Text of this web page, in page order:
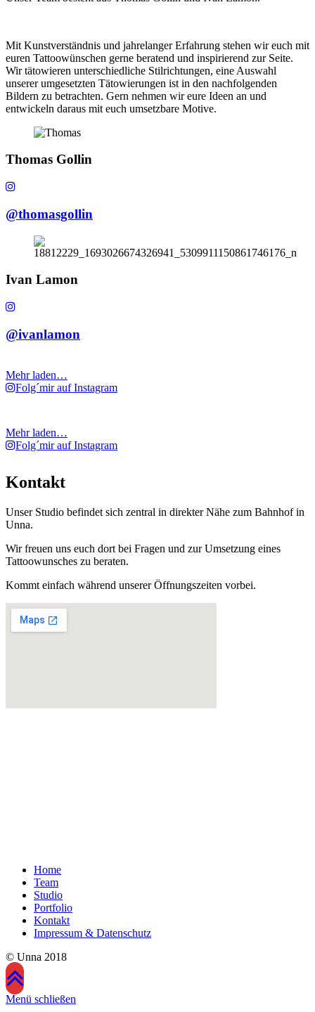
Mit Kunstverständnis und jahrelanger Erfahrung stehen wir euch mit
euren Tattoowünschen gerne beratend und inspirierend zur Seite.
Wir tätowieren unterschiedliche Stilrichtungen, eine Auswahl
unserer umgesetzten Tätowierungen ist in den nachfolgenden
Bildern zu betrachten. Gern nehmen wir eure Ideen an und
entwickeln daraus mit euch umsetzbare Motive.
Thomas Gollin
@thomasgollin
Ivan Lamon
@ivanlamon
Mehr laden…
Folg´mir auf Instagram
Mehr laden…
Folg´mir auf Instagram
Kontakt
Unser Studio befindet sich zentral in direkter Nähe zum Bahnhof in
Unna.
Wir freuen uns euch dort bei Fragen und zur Umsetzung eines
Tattoowunsches zu beraten.
Kommt einfach während unserer Öffnungszeiten vorbei.
Home
Team
Studio
Portfolio
Kontakt
Impressum & Datenschutz
© Unna 2018
Menü schließen